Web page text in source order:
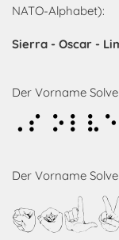
NATO-Alphabet):
Sierra - Oscar -
Der Vorname
Der Vorname